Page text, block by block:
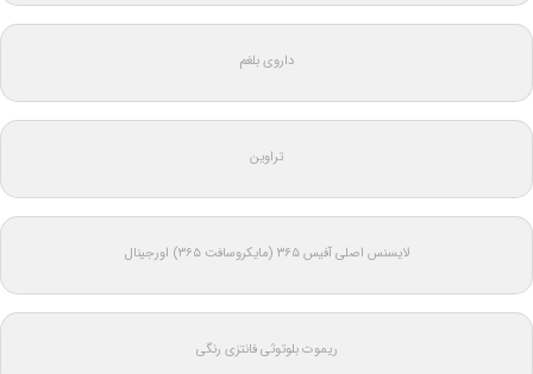
داروی بلغم
تراوین
لایسنس اصلی آفیس ۳۶۵ (مایکروسافت ۳۶۵) اورجینال
ریموت بلوتوثی فانتزی رنگی